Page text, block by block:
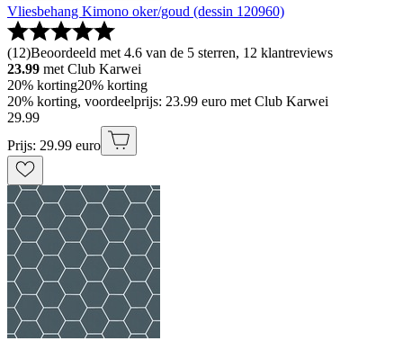
Vliesbehang Kimono oker/goud (dessin 120960)
(12)Beoordeeld met 4.6 van de 5 sterren, 12 klantreviews
23.99 met Club Karwei
20% korting20% korting
20% korting, voordeelprijs: 23.99 euro met Club Karwei
29.99
Prijs: 29.99 euro